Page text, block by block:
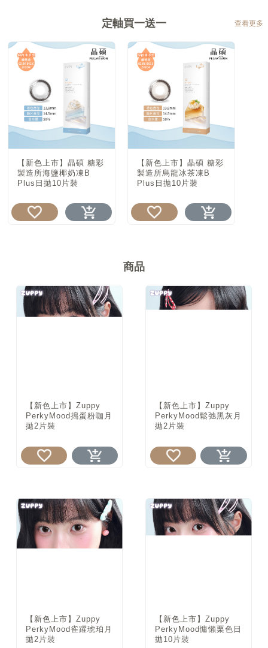
定軸買一送一 查看更多
【新色上市】晶碩 糖彩
製造所海鹽椰奶凍B
Plus日拋10片裝
【新色上市】晶碩 糖彩
製造所烏龍冰茶凍B
Plus日拋10片裝
商品
【新色上市】Zuppy
PerkyMood搗蛋粉咖月
拋2片裝
【新色上市】Zuppy
PerkyMood鬆弛黑灰月
拋2片裝
【新色上市】Zuppy
PerkyMood雀躍琥珀月
拋2片裝
【新色上市】Zuppy
PerkyMood慵懶栗色日
拋10片裝